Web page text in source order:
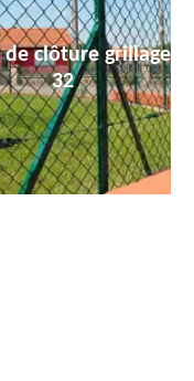
de clôture grillage
32